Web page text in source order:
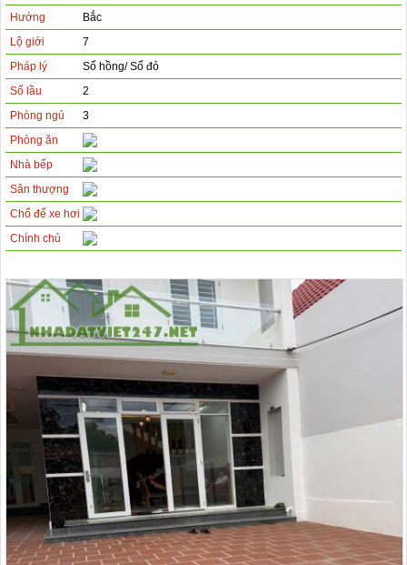
Hướng
Bắc
Lộ giới
7
Pháp lý
Sổ hồng/ Sổ đỏ
Số lầu
2
Phòng ngủ
3
Phòng ăn
Nhà bếp
Sân thượng
Chổ để xe hơi
Chính chủ